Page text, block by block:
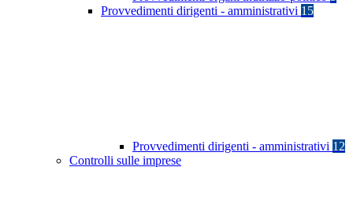
Provvedimenti dirigenti - amministrativi 15
Provvedimenti dirigenti - amministrativi 12
Controlli sulle imprese